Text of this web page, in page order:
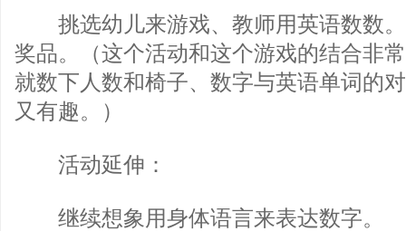
挑选幼儿来游戏、教师用英语数数。
奖品。（这个活动和这个游戏的结合非
就数下人数和椅子、数字与英语单词的
又有趣。）
活动延伸：
继续想象用身体语言来表达数字。